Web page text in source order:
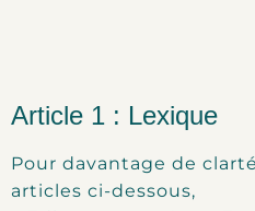
Article 1 : Lexique
Pour davantage de
articles ci-dessous,